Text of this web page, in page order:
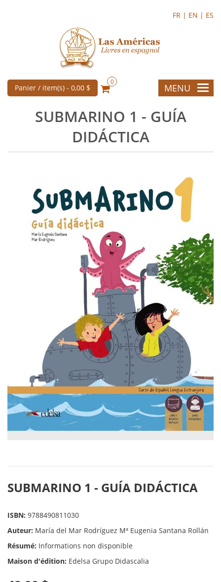
FR | EN | ES
Panier / item(s) - 0,00 $
0
MENU
SUBMARINO 1 - GUÍA
DIDÁCTICA
SUBMARINO 1 - GUÍA DIDÁCTICA
ISBN: 9788490811030
Auteur: María del Mar Rodríguez Mª Eugenia Santana Rollán
Résumé: Informations non disponible
Maison d'édition: Edelsa Grupo Didascalia